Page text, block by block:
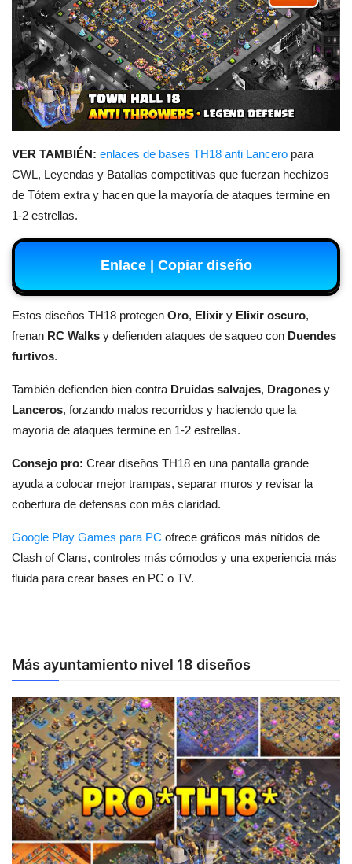
VER TAMBIÉN: enlaces de bases TH18 anti Lancero para
CWL, Leyendas y Batallas competitivas que fuerzan hechizos
de Tótem extra y hacen que la mayoría de ataques termine en
1-2 estrellas.
Enlace | Copiar diseño
Estos diseños TH18 protegen Oro, Elixir y Elixir oscuro,
frenan RC Walks y defienden ataques de saqueo con Duendes
furtivos.
También defienden bien contra Druidas salvajes, Dragones y
Lanceros, forzando malos recorridos y haciendo que la
mayoría de ataques termine en 1-2 estrellas.
Consejo pro: Crear diseños TH18 en una pantalla grande
ayuda a colocar mejor trampas, separar muros y revisar la
cobertura de defensas con más claridad.
Google Play Games para PC ofrece gráficos más nítidos de
Clash of Clans, controles más cómodos y una experiencia más
fluida para crear bases en PC o TV.
Más ayuntamiento nivel 18 diseños